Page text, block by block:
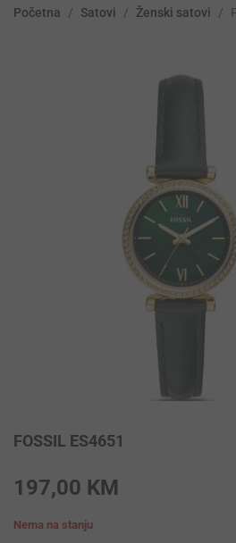
Početna / Satovi / Ženski satovi /
FOSSIL ES4651
197,00 KM
Nema na stanju